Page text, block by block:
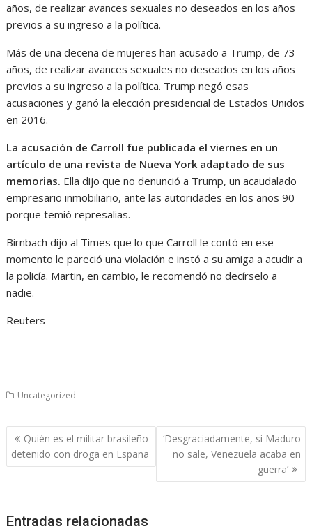
años, de realizar avances sexuales no deseados en los años
previos a su ingreso a la política.
Más de una decena de mujeres han acusado a Trump, de 73
años, de realizar avances sexuales no deseados en los años
previos a su ingreso a la política. Trump negó esas
acusaciones y ganó la elección presidencial de Estados Unidos
en 2016.
La acusación de Carroll fue publicada el viernes en un
artículo de una revista de Nueva York adaptado de sus
memorias. Ella dijo que no denunció a Trump, un acaudalado
empresario inmobiliario, ante las autoridades en los años 90
porque temió represalias.
Birnbach dijo al Times que lo que Carroll le contó en ese
momento le pareció una violación e instó a su amiga a acudir a
la policía. Martin, en cambio, le recomendó no decírselo a
nadie.
Reuters
Uncategorized
Navegación
de
entradas
Quién es el militar brasileño
detenido con droga en España
‘Desgraciadamente, si Maduro
no sale, Venezuela acaba en
guerra’
Entradas relacionadas